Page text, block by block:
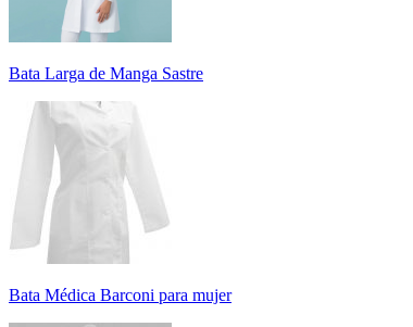
Bata Larga de Manga Sastre
Bata Médica Barconi para mujer